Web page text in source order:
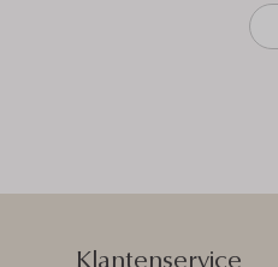
Klantenservice